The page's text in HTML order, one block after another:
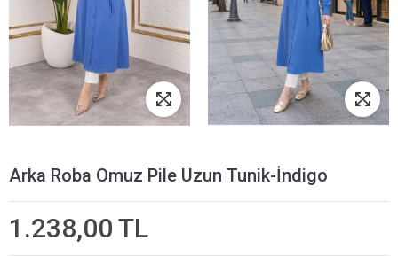
Arka Roba Omuz Pile Uzun Tunik-İndigo
1.238,00 TL